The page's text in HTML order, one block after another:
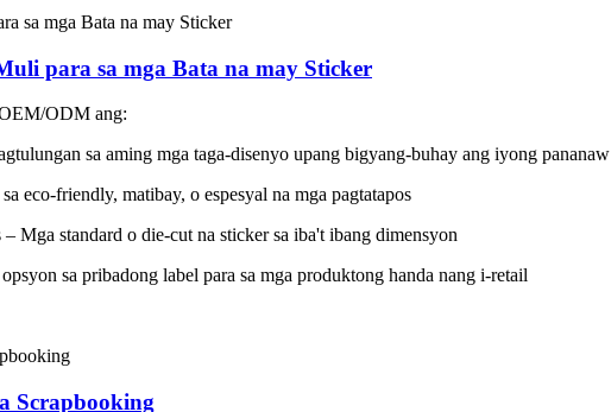
para sa mga Bata na may Sticker
ODM ang:
sa aming mga taga-disenyo upang bigyang-buhay ang iyong pananaw
eco-friendly, matibay, o espesyal na mga pagtatapos
Mga standard o die-cut na sticker sa iba't ibang dimensyon
sa pribadong label para sa mga produktong handa nang i-retail
Scrapbooking